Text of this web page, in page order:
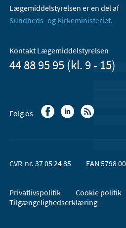
Lægemiddelstyrelsen er en del af
Sundheds- og Kirkeministeriet.
Kontakt Lægemiddelstyrelsen
44 88 95 95 (kl. 9 - 15)
Følg os
CVR-nr. 37 05 24 85 EAN 5798
Privatlivspolitik
Cookie politik
Tilgængelighedserklæring